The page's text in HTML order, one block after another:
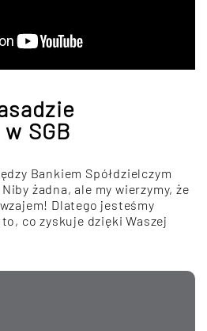
SGB
Bankiem Spółdzielczym
żadna, ale my wierzymy, że
Dlatego jesteśmy
co zyskuje dzięki Waszej